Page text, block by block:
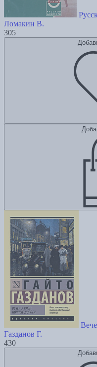
Ломакин В.
305
Газданов Г.
430